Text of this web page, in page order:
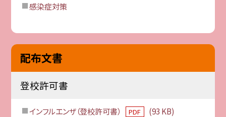
感染症対策
配布文書
登校許可書
インフルエンザ（登校許可書） PDF
(93 KB)